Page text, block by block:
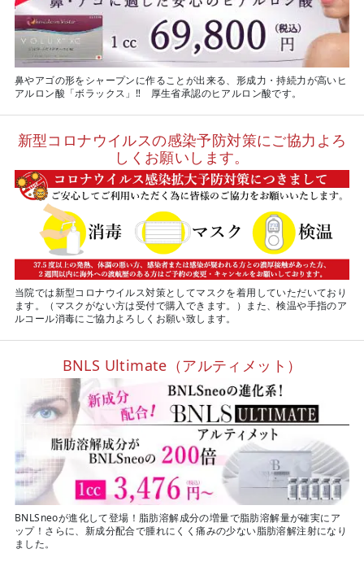
鼻やアゴの形をシャープンに作ることが出来る、形成力・持続力が高いヒ
アルロン酸「ボラックス」‼ 厚生省承認のヒアルロン酸です。
新型コロナウイルスの感染予防対策にご協力よろ
しくお願いします。
当院では新型コロナウイルス対策としてマスクを着用していただいており
ます。（マスクがない方は受付で購入できます。）また、検温や手指のア
ルコール消毒にご協力よろしくお願い致します。
BNLS Ultimate（アルティメット）
BNLSneoが進化して登場！脂肪溶解成分の増量で脂肪溶解量が確実にア
ップ！さらに、新成分配合で腫れにくく痛みの少ない脂肪溶解注射になり
ました。